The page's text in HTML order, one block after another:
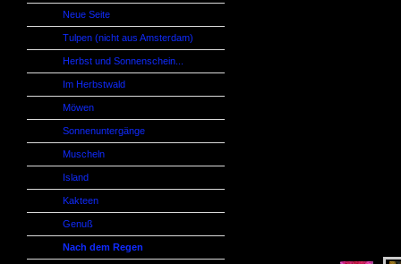
Neue Seite
Tulpen (nicht aus Amsterdam)
Herbst und Sonnenschein...
Im Herbstwald
Möwen
Sonnenuntergänge
Muscheln
Island
Kakteen
Genuß
Nach dem Regen